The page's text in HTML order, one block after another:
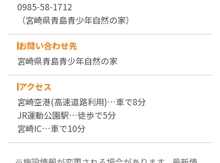
0985-58-1712
（宮崎県青島青少年自然の家）
お問い合わせ先
宮崎県青島青少年自然の家
アクセス
宮崎空港(高速道路利用)…車で8分
JR運動公園駅…徒歩で5分
宮崎IC…車で10分